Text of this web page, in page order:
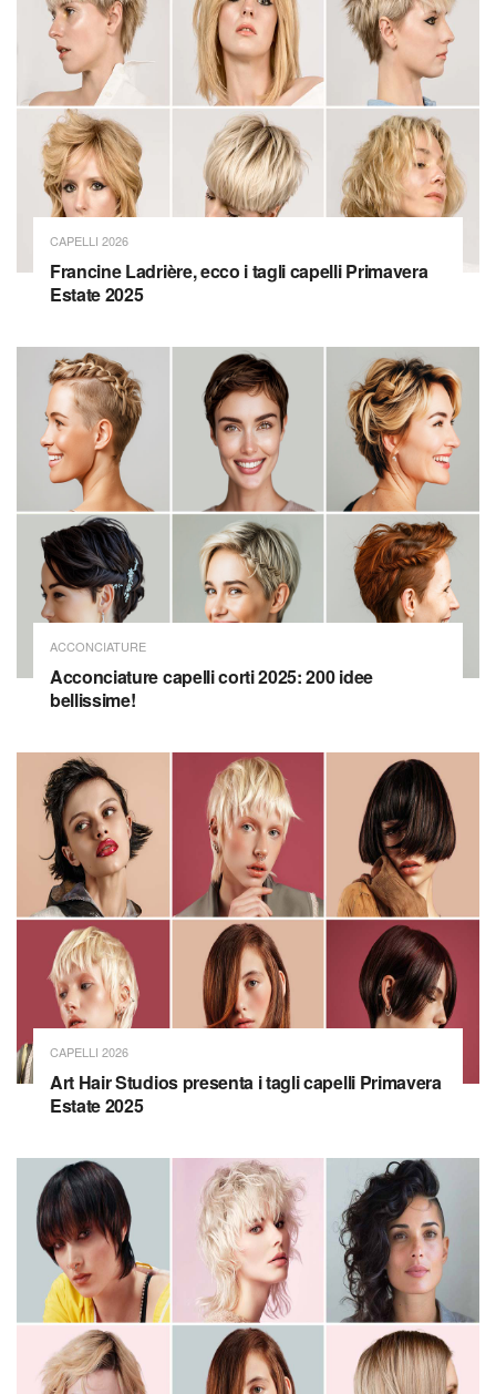
CAPELLI 2026
Francine Ladrière, ecco i tagli capelli Primavera
Estate 2025
ACCONCIATURE
Acconciature capelli corti 2025: 200 idee
bellissime!
CAPELLI 2026
Art Hair Studios presenta i tagli capelli Primavera
Estate 2025